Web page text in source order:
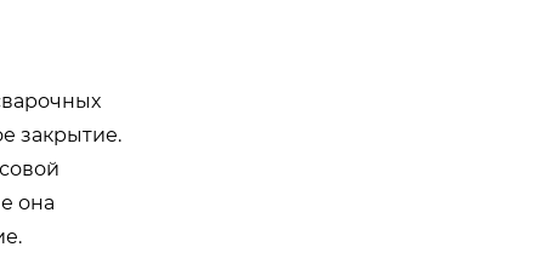
закрытие.
она